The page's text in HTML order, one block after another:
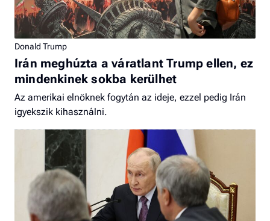
Donald Trump
Irán meghúzta a váratlant Trump ellen, ez
mindenkinek sokba kerülhet
Az amerikai elnöknek fogytán az ideje, ezzel pedig Irán
igyekszik kihasználni.